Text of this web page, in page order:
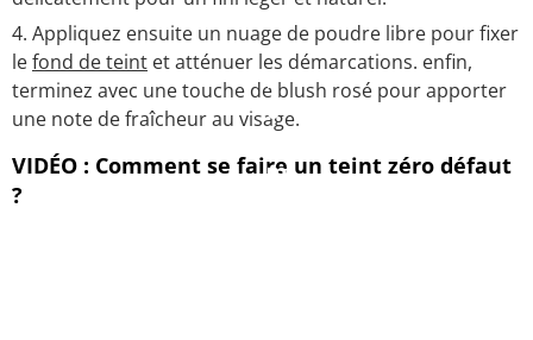
Appliquez ensuite un nuage de poudre libre pour fixer
lefond de teint et atténuer les démarcations. enfin,
terminez avec une touche de blush rosé pour apporter
une note de fraîcheur au visage.
VIDÉO : Comment se faire un teint zéro défaut
?